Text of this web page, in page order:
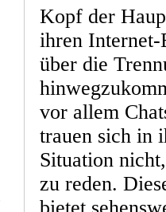
Kopf der
ihren Internet-
über die
vor allem
trauen sich in
Situation
zu reden.